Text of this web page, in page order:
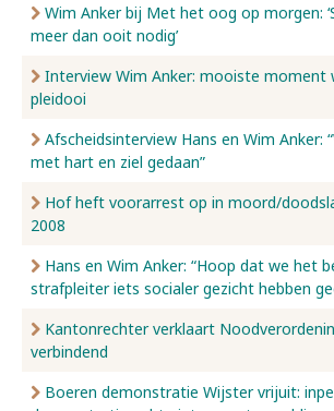
Wim Anker bij Met het oog op morgen:
meer dan ooit nodig’
Interview Wim Anker: mooiste moment
pleidooi
Afscheidsinterview Hans en Wim Anker:
met hart en ziel gedaan”
Hof heft voorarrest op in moord/
2008
Hans en Wim Anker: “Hoop dat we het
strafpleiter iets socialer gezicht hebben
Kantonrechter verklaart
verbindend
Boeren demonstratie Wijster vrijuit: